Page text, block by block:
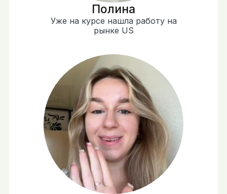
Полина
Уже на курсе нашла работу на
рынке US